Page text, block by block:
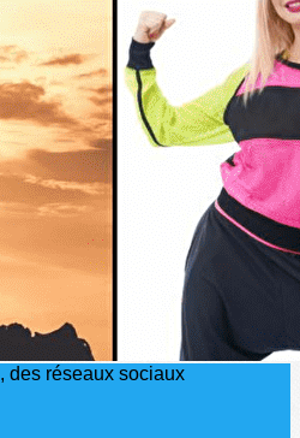
colonnes affichées
des réseaux sociaux